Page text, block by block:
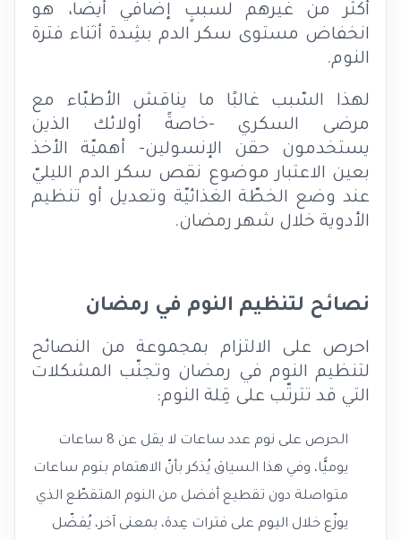
أكثر من غيرهم لسببٍ إضافي أيضًا، هو
انخفاض مستوى سكر الدم بشِدة أثناء فترة
النوم.
لهذا السّبب غالبًا ما يناقش الأطبّاء مع
مرضى السكري -خاصةً أولائك الذين
يستخدمون حقن الإنسولين- أهميّة الأخذ
بعين الاعتبار موضوع نقص سكر الدم الليليّ
عند وضع الخطّة الغذائيّة وتعديل أو تنظيم
الأدوية خلال شهر رمضان.
نصائح لتنظيم النوم في رمضان
احرص على الالتزام بمجموعة من النصائح
لتنظيم النوم في رمضان وتجنّب المشكلات
التي قد تترتّب على قِلة النوم:
الحرص على نوم عدد ساعات لا يقل عن 8 ساعات
يوميًّا، وفي هذا السياق يُذكر بأنّ الاهتمام بنوم ساعات
متواصلة دون تقطيع أفضل من النوم المتقطّع الذي
يوزّع خلال اليوم على فترات عِدة، بمعنى آخر، يُفضّل